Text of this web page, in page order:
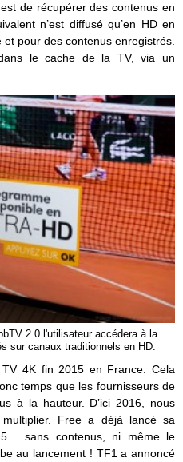
de récupérer des contenus en
n’est diffusé qu’en HD en
pour des contenus enregistrés.
le cache de la TV, via un
2.0 l'utilisateur accédera à la
sur canaux traditionnels en HD.
4K fin 2015 en France. Cela
temps que les fournisseurs de
à la hauteur. D’ici 2016, nous
Free a déjà lancé sa
sans contenus, ni même le
au lancement ! TF1 a annoncé